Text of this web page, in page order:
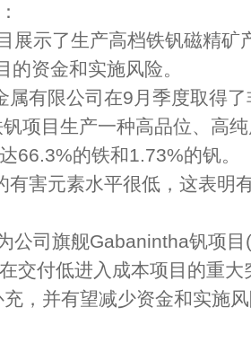
展示了生产高档铁钒磁精矿
的资金和实施风险。
属有限公司在9月季度取得
项目生产一种高品位、高
66.3%的铁和1.73%的钒。
有害元素水平很低，这表明
公司旗舰Gabanintha钒项
交付低进入成本项目的重大
，并有望减少资金和实施